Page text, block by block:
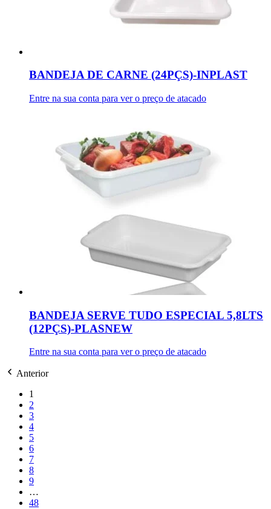
BANDEJA DE CARNE (24PÇS)-INPLAST
Entre na sua conta para ver o preço de atacado
BANDEJA SERVE TUDO ESPECIAL 5,8LTS
(12PÇS)-PLASNEW
Entre na sua conta para ver o preço de atacado
Anterior
1
2
3
4
5
6
7
8
9
…
48